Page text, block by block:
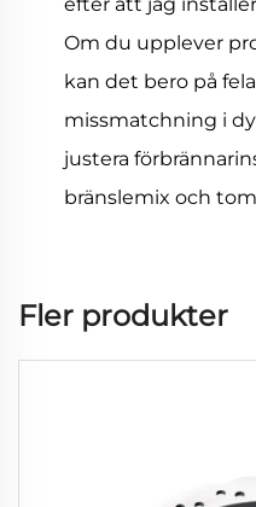
Om du upplever
kan det bero på
missmatchning i
justera
bränslemix och
Fler produkter